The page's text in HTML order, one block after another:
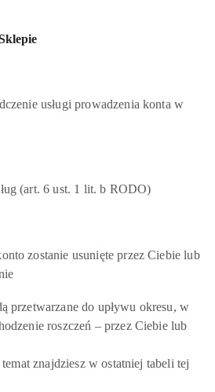
usługi prowadzenia konta w
(art. 6 ust. 1 lit. b RODO)
zostanie usunięte przez Ciebie lub
przetwarzane do upływu okresu, w
roszczeń – przez Ciebie lub
znajdziesz w ostatniej tabeli tej